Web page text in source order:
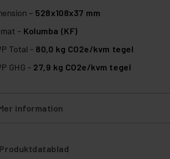
– 528x108x37 mm
– Kolumba (KF)
Total - 80,0 kg CO2e/kvm tegel
GHG - 27,9 kg CO2e/kvm tegel
information
Produktdatablad